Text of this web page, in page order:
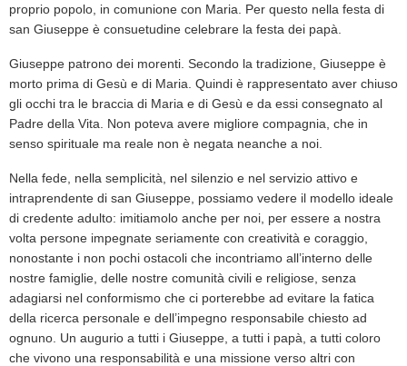
proprio popolo, in comunione con Maria. Per questo nella festa di
san Giuseppe è consuetudine celebrare la festa dei papà.
Giuseppe patrono dei morenti. Secondo la tradizione, Giuseppe è
morto prima di Gesù e di Maria. Quindi è rappresentato aver chiuso
gli occhi tra le braccia di Maria e di Gesù e da essi consegnato al
Padre della Vita. Non poteva avere migliore compagnia, che in
senso spirituale ma reale non è negata neanche a noi.
Nella fede, nella semplicità, nel silenzio e nel servizio attivo e
intraprendente di san Giuseppe, possiamo vedere il modello ideale
di credente adulto: imitiamolo anche per noi, per essere a nostra
volta persone impegnate seriamente con creatività e coraggio,
nonostante i non pochi ostacoli che incontriamo all’interno delle
nostre famiglie, delle nostre comunità civili e religiose, senza
adagiarsi nel conformismo che ci porterebbe ad evitare la fatica
della ricerca personale e dell’impegno responsabile chiesto ad
ognuno. Un augurio a tutti i Giuseppe, a tutti i papà, a tutti coloro
che vivono una responsabilità e una missione verso altri con